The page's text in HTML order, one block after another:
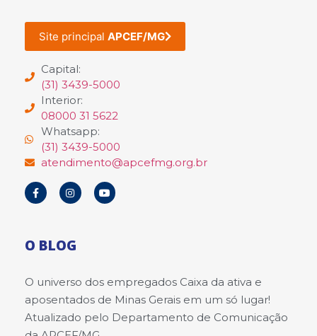
Site principal APCEF/MG
Capital:
(31) 3439-5000
Interior:
08000 31 5622
Whatsapp:
(31) 3439-5000
atendimento@apcefmg.org.br
O BLOG
O universo dos empregados Caixa da ativa e
aposentados de Minas Gerais em um só lugar!
Atualizado pelo Departamento de Comunicação